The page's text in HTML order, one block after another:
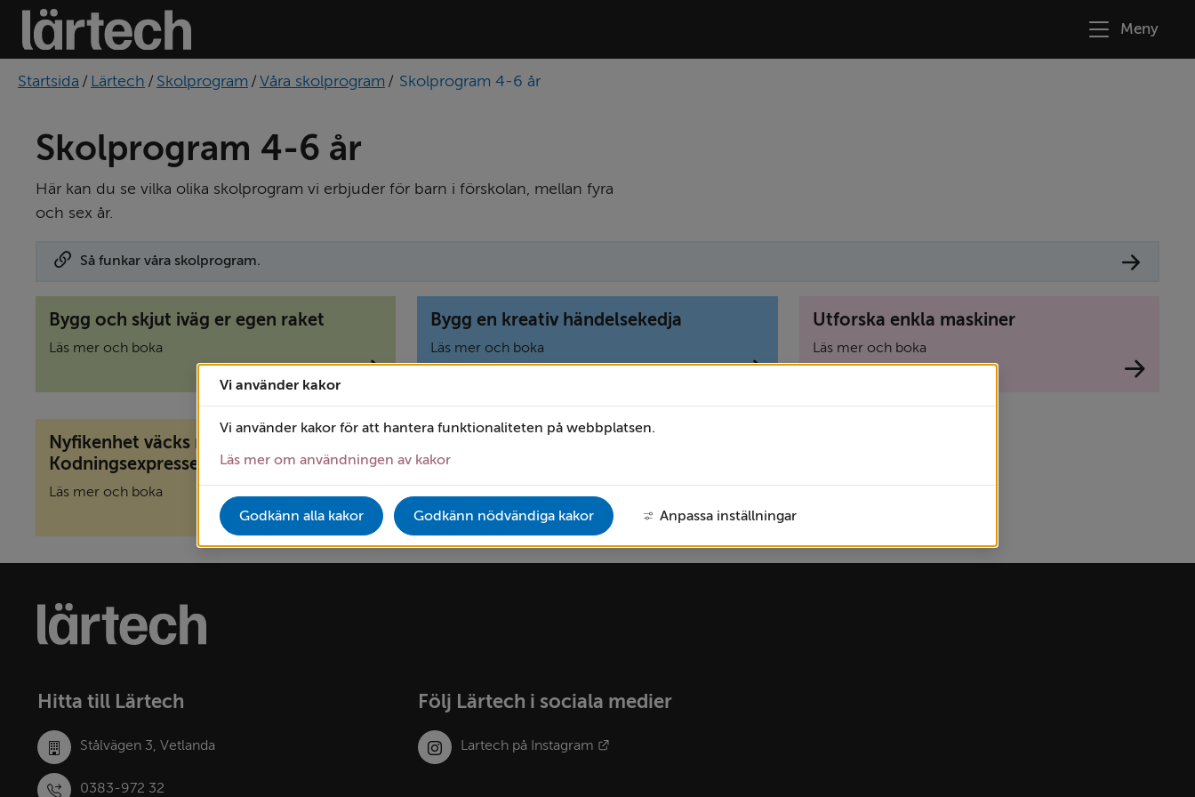
Meny
Startsida / Lärtech / Skolprogram / Våra skolprogram / Skolprogram 4-6 år
Skolprogram 4-6 år
Här kan du se vilka olika skolprogram vi erbjuder för barn i förskolan, mellan fyra
och sex år.
Så funkar våra skolprogram.
Bygg och skjut iväg er egen raket
Läs mer och boka
Bygg en kreativ händelsekedja
Läs mer och boka
Utforska enkla maskiner
Läs mer och boka
Nyfikenhet väcks med
Kodningsexpressen
Läs mer och boka
Sidfot
logotyp
–
Hitta till Lärtech
Stålvägen 3, Vetlanda
0383‑972 32
Följ Lärtech i sociala medier
Lartech på Instagram Länk till annan webbplats.
Vi använder kakor
Vi använder kakor för att hantera funktionaliteten på webbplatsen.
Läs mer om användningen av kakor
Godkänn alla kakor Godkänn nödvändiga kakor Anpassa inställningar